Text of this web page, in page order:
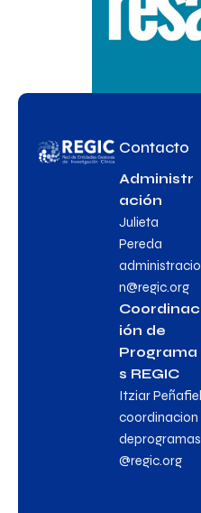
Contacto
Administr
ación
Julieta
Pereda
administracio
n@regic.org
Coordinac
ión de
Programa
s REGIC
Itziar Peñafiel
coordinacion
deprogramas
@regic.org